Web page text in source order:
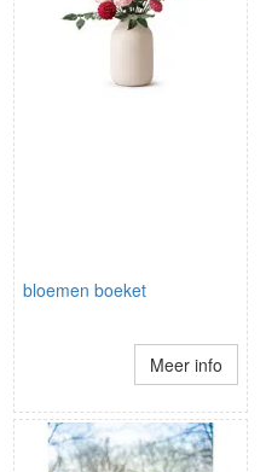
bloemen boeket
Meer info